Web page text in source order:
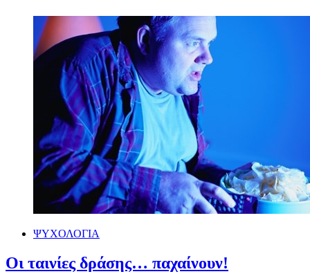
ΨΥΧΟΛΟΓΙΑ
Οι ταινίες δράσης… παχαίνουν!